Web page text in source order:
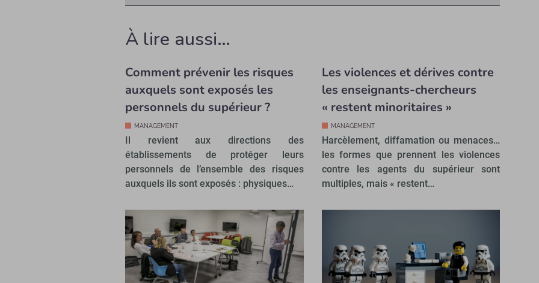
À lire aussi…
Comment prévenir les risques
auxquels sont exposés les
personnels du supérieur ?
MANAGEMENT
Il revient aux directions des
établissements de protéger leurs
personnels de l’ensemble des risques
auxquels ils sont exposés : physiques…
Les violences et dérives contre
les enseignants-chercheurs
« restent minoritaires »
MANAGEMENT
Harcèlement, diffamation ou menaces…
les formes que prennent les violences
contre les agents du supérieur sont
multiples, mais « restent…